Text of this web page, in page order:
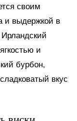
своим
и выдержкой в
и
бурбон,
вкус